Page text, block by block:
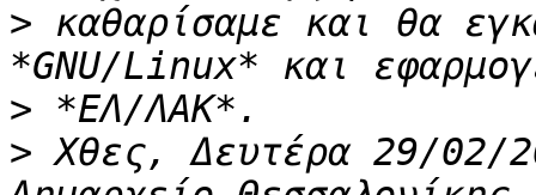
> καθαρίσαμε και θα
>
> Χθες, Δευτέρα 29/02/